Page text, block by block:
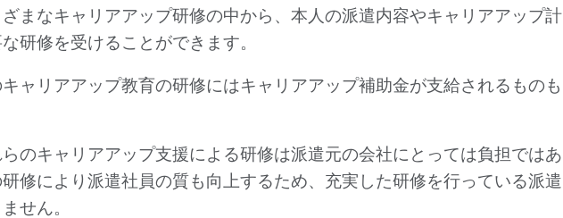
まなキャリアアップ研修の中から、本人の派遣内容やキャリアアップ計
研修を受けることができます。
ャリアアップ教育の研修にはキャリアアップ補助金が支給されるものも
のキャリアアップ支援による研修は派遣元の会社にとっては負担ではあ
修により派遣社員の質も向上するため、充実した研修を行っている派遣
せん。